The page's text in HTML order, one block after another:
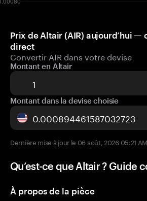
Prix de Altair (AIR) aujourd’hui —
direct
Convertir AIR dans votre devise
Montant en Altair
Montant dans la devise choisie
Dernière mise à jour le 06 août, 2026 05:21 AM
Qu’est-ce que Altair ? Guide
À propos de la pièce